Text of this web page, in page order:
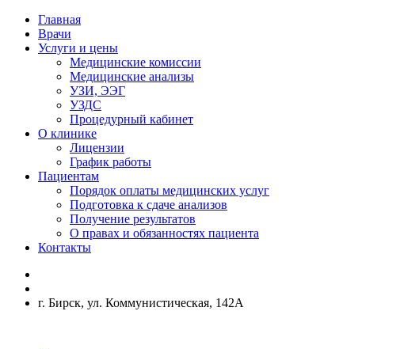
Главная
Врачи
Услуги и цены
Медицинские комиссии
Медицинские анализы
УЗИ, ЭЭГ
УЗДС
Процедурный кабинет
О клинике
Лицензии
График работы
Пациентам
Порядок оплаты медицинских услуг
Подготовка к сдаче анализов
Получение результатов
О правах и обязанностях пациента
Контакты
г. Бирск, ул. Коммунистическая, 142А